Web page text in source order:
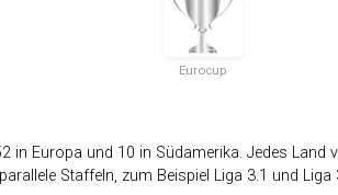
Eurocup
in Europa und 10 in Südamerika. Jedes Land
Staffeln, zum Beispiel Liga 3.1 und Liga